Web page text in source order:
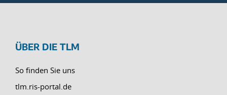
ÜBER DIE TLM
So finden Sie uns
tlm.ris-portal.de